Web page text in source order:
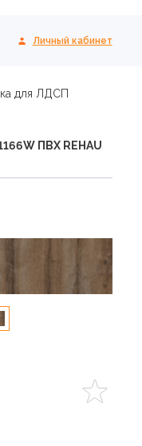
Личный кабинет
для ЛДСП
ПВХ REHAU